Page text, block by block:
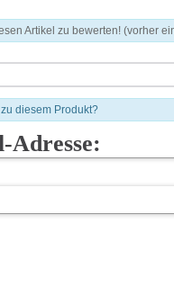
Artikel zu bewerten! (vorher
diesem Produkt?
Adresse: